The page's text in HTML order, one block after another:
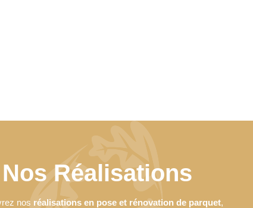
Nos Réalisations
nos réalisations en pose et rénovation de parquet,